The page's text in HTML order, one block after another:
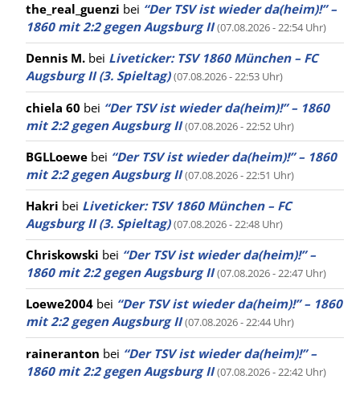
the_real_guenzi bei “Der TSV ist wieder da(heim)!” –
1860 mit 2:2 gegen Augsburg II (07.08.2026 - 22:54 Uhr)
Dennis M. bei Liveticker: TSV 1860 München – FC
Augsburg II (3. Spieltag) (07.08.2026 - 22:53 Uhr)
chiela 60 bei “Der TSV ist wieder da(heim)!” – 1860
mit 2:2 gegen Augsburg II (07.08.2026 - 22:52 Uhr)
BGLLoewe bei “Der TSV ist wieder da(heim)!” – 1860
mit 2:2 gegen Augsburg II (07.08.2026 - 22:51 Uhr)
Hakri bei Liveticker: TSV 1860 München – FC
Augsburg II (3. Spieltag) (07.08.2026 - 22:48 Uhr)
Chriskowski bei “Der TSV ist wieder da(heim)!” –
1860 mit 2:2 gegen Augsburg II (07.08.2026 - 22:47 Uhr)
Loewe2004 bei “Der TSV ist wieder da(heim)!” – 1860
mit 2:2 gegen Augsburg II (07.08.2026 - 22:44 Uhr)
raineranton bei “Der TSV ist wieder da(heim)!” –
1860 mit 2:2 gegen Augsburg II (07.08.2026 - 22:42 Uhr)